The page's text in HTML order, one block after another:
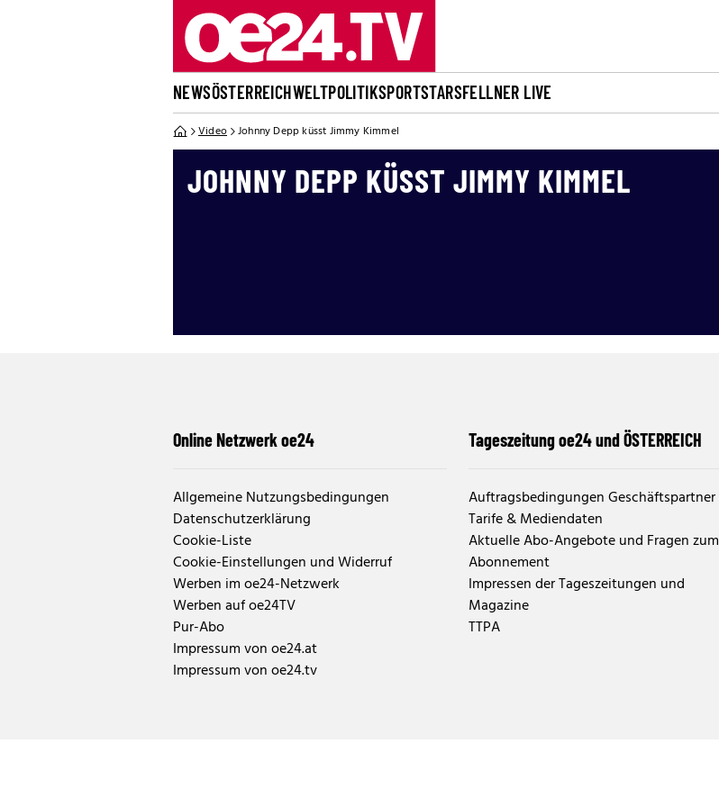
NEWSÖSTERREICHWELTPOLITIKSPORTSTARSFELLNER LIVE
Video Johnny Depp küsst Jimmy Kimmel
JOHNNY DEPP KÜSST JIMMY KIMMEL
Online Netzwerk oe24
Allgemeine Nutzungsbedingungen
Datenschutzerklärung
Cookie-Liste
Cookie-Einstellungen und Widerruf
Werben im oe24-Netzwerk
Werben auf oe24TV
Pur-Abo
Impressum von oe24.at
Impressum von oe24.tv
Tageszeitung oe24 und ÖSTERREICH
Auftragsbedingungen Geschäftspartner
Tarife & Mediendaten
Aktuelle Abo-Angebote und Fragen zum
Abonnement
Impressen der Tageszeitungen und
Magazine
TTPA